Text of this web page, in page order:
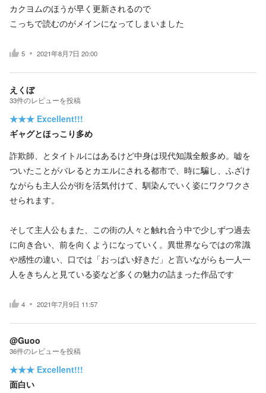
カクヨムのほうが早く更新されるので
こっちで読むのがメインになってしまいました
5 2021年8月7日 20:00
えくぼ
33件のレビューを投稿
★★★ Excellent!!!
ギャグとほっこり多め
詐欺師、とタイトルにはあるけど中身は現代知識全般多め。嘘を
ついたことがバレるとカエルにされる都市で、時に騙し、ふざけ
ながらも主人公が街を活気付けて、馴染んでいく姿にワクワクさ
せられます。
そして主人公もまた、この街の人々と触れ合う中で少しずつ過去
に向き合い、前を向くようになっていく。異世界ならではの常識
や感性の違い、口では「おっぱい好きだ」と言いながらも一人一
人をきちんと見ている姿など多くの魅力の詰まった作品です
4 2021年7月9日 11:57
@Guoo
36件のレビューを投稿
★★★ Excellent!!!
面白い